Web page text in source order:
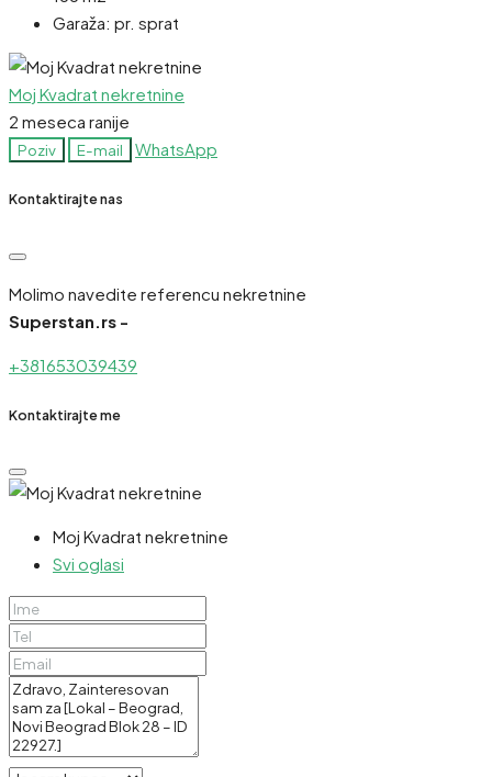
Garaža: pr. sprat
Moj Kvadrat nekretnine
2 meseca ranije
Poziv E-mail WhatsApp
Kontaktirajte nas
Molimo navedite referencu nekretnine
Superstan.rs -
+381653039439
Kontaktirajte me
Moj Kvadrat nekretnine
Svi oglasi